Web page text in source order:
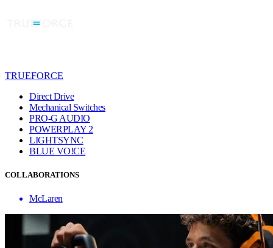
TRUEFORCE
Direct Drive
Mechanical Switches
PRO-G AUDIO
POWERPLAY 2
LIGHTSYNC
BLUE VO!CE
COLLABORATIONS
McLaren